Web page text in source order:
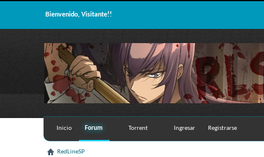
Bienvenido, Visitante!!
Inicio Forum Torrent Ingresar Registrarse
RedLineSP